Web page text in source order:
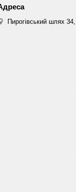
Пирогівський шлях